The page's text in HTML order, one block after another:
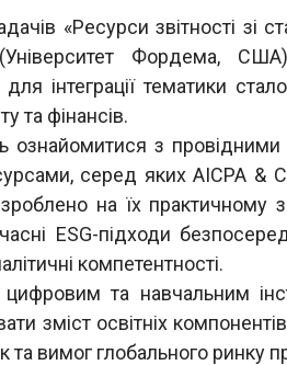
«Ресурси звітності зі
Фордема, США)
інтеграції тематики
та фінансів.
ознайомитися з
серед яких AICPA &
на їх практичному
ESG-підходи
компетентності.
та навчальним
зміст освітніх
та вимог глобального ринку